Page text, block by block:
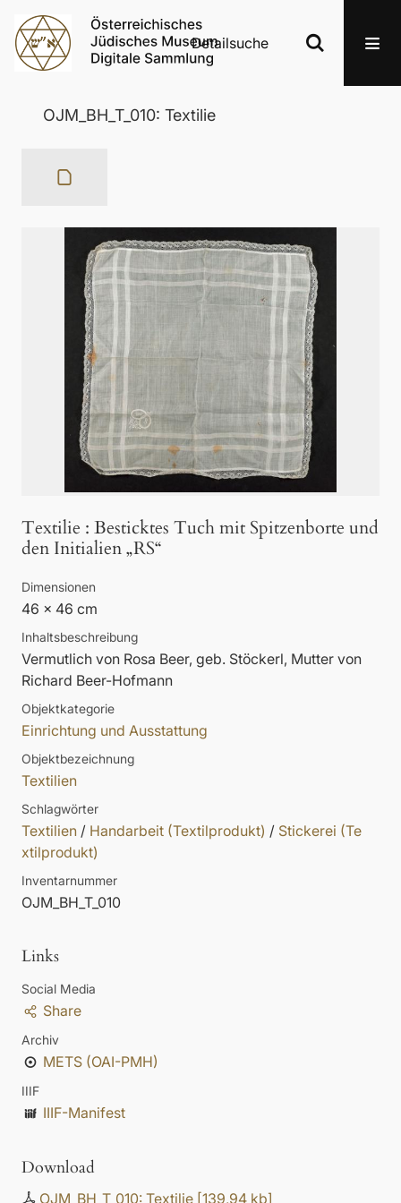
Detailsuche
OJM_BH_T_010: Textilie
Textilie : Besticktes Tuch mit Spitzenborte und
den Initialien „RS“
Dimensionen
46 x 46 cm
Inhaltsbeschreibung
Vermutlich von Rosa Beer, geb. Stöckerl, Mutter von
Richard Beer-Hofmann
Objektkategorie
Einrichtung und Ausstattung
Objektbezeichnung
Textilien
Schlagwörter
Textilien / Handarbeit (Textilprodukt) / Stickerei (Te
xtilprodukt)
Inventarnummer
OJM_BH_T_010
Links
Social Media
Share
Archiv
METS (OAI-PMH)
IIIF
IIIF-Manifest
Download
OJM_BH_T_010: Textilie [139,94 kb]